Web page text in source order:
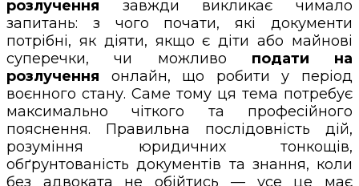
розлучення завжди викликає чимало
запитань: з чого почати, які документи
потрібні, як діяти, якщо є діти або майнові
суперечки, чи можливо подати на
розлучення онлайн, що робити у період
воєнного стану. Саме тому ця тема потребує
максимально чіткого та професійного
пояснення. Правильна послідовність дій,
розуміння юридичних тонкощів,
обґрунтованість документів та знання, коли
без адвоката не обійтись — усе це має